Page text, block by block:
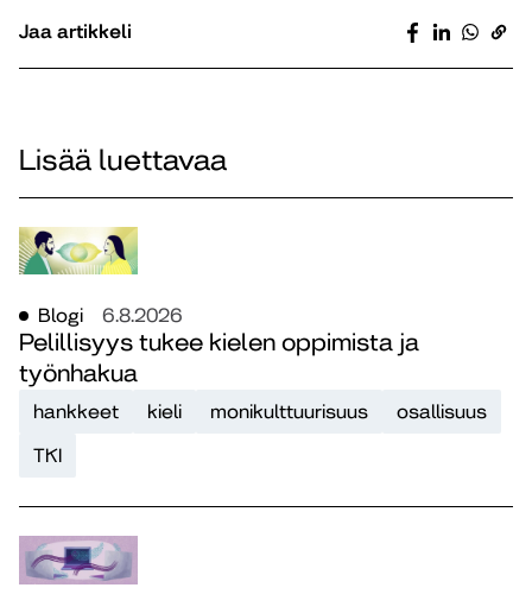
Jaa artikkeli
Lisää luettavaa
Blogi 6.8.2026
Pelillisyys tukee kielen oppimista ja
työnhakua
hankkeet kieli monikulttuurisuus
osallisuus
TKI